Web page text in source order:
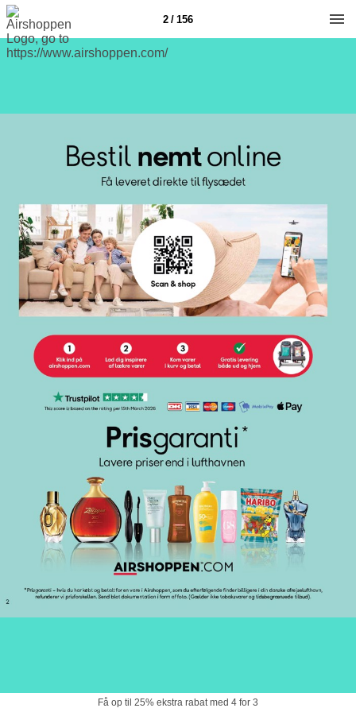
2 / 156
Få op til 25% ekstra rabat med 4 for 3